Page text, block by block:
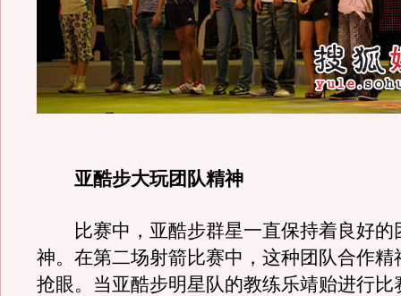
亚酷步大玩团队精神
比赛中，亚酷步群星一直保持着良好的
神。在第二场射箭比赛中，这种团队合作精
抢眼。当亚酷步明星队的教练乐靖贻进行比